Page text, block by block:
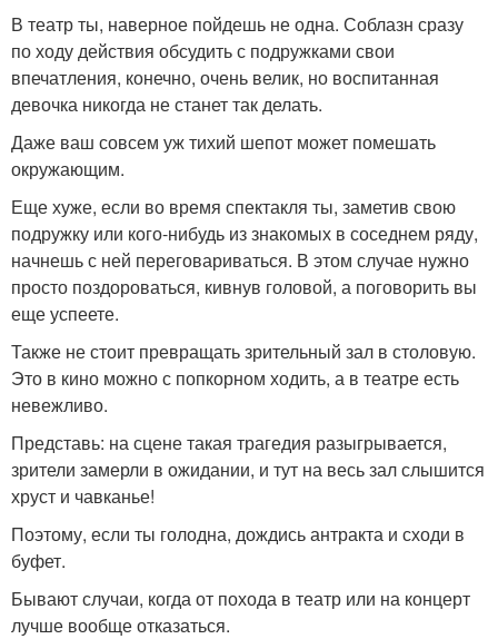
В театр ты, наверное пойдешь не одна. Соблазн сразу
по ходу действия обсудить с подружками свои
впечатления, конечно, очень велик, но воспитанная
девочка никогда не станет так делать.
Даже ваш совсем уж тихий шепот может помешать
окружающим.
Еще хуже, если во время спектакля ты, заметив свою
подружку или кого-нибудь из знакомых в соседнем ряду,
начнешь с ней переговариваться. В этом случае нужно
просто поздороваться, кивнув головой, а поговорить вы
еще успеете.
Также не стоит превращать зрительный зал в столовую.
Это в кино можно с попкорном ходить, а в театре есть
невежливо.
Представь: на сцене такая трагедия разыгрывается,
зрители замерли в ожидании, и тут на весь зал слышится
хруст и чавканье!
Поэтому, если ты голодна, дождись антракта и сходи в
буфет.
Бывают случаи, когда от похода в театр или на концерт
лучше вообще отказаться.